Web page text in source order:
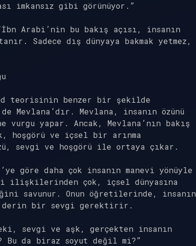
imkansız gibi görünüyor.”
Arabi’nin bu bakış açısı, insanın
Sadece dış dünyaya bakmak yetmez,
teorisinin benzer bir şekilde
Mevlana’dır. Mevlana, insanın özünü
vurgu yapar. Ancak, Mevlana’nın bakış
hoşgörü ve içsel bir arınma
sevgi ve hoşgörü ile ortaya çıkar.
göre daha çok insanın manevi yönüyle
ilişkilerinden çok, içsel dünyasına
savunur. Onun öğretilerinde, insanın
derin bir sevgi gerektirir.
sevgi ve aşk, gerçekten insanın
Bu da biraz soyut değil mi?”